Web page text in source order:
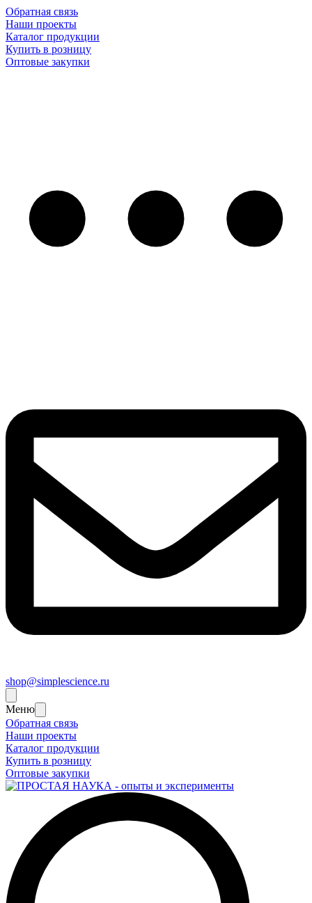
Обратная связь
Наши проекты
Каталог продукции
Купить в розницу
Оптовые закупки
shop@simplescience.ru
Меню
Обратная связь
Наши проекты
Каталог продукции
Купить в розницу
Оптовые закупки